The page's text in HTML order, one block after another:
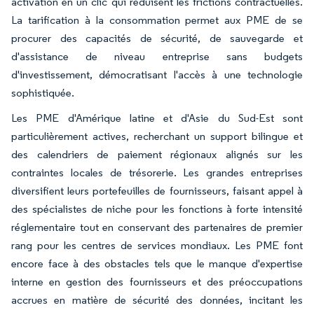
La tarification à la consommation permet aux PME de se
procurer des capacités de sécurité, de sauvegarde et
d'assistance de niveau entreprise sans budgets
d'investissement, démocratisant l'accès à une technologie
sophistiquée.
Les PME d'Amérique latine et d'Asie du Sud-Est sont
particulièrement actives, recherchant un support bilingue et
des calendriers de paiement régionaux alignés sur les
contraintes locales de trésorerie. Les grandes entreprises
diversifient leurs portefeuilles de fournisseurs, faisant appel à
des spécialistes de niche pour les fonctions à forte intensité
réglementaire tout en conservant des partenaires de premier
rang pour les centres de services mondiaux. Les PME font
encore face à des obstacles tels que le manque d'expertise
interne en gestion des fournisseurs et des préoccupations
accrues en matière de sécurité des données, incitant les